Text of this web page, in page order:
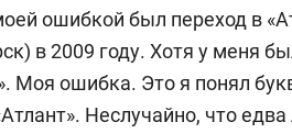
ошибкой был переход в
в 2009 году. Хотя у меня
Моя ошибка. Это я понял
Неслучайно, что